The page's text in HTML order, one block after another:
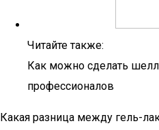
Читайте также:
Как можно сделать
профессионалов
Какая разница между гель-